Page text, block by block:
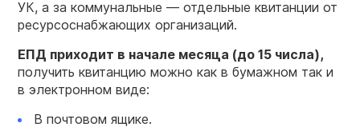
УК, а за коммунальные — отдельные квитанции от
ресурсоснабжающих организаций.
ЕПД приходит в начале месяца (до 15 числа),
получить квитанцию можно как в бумажном так и
в электронном виде:
В почтовом ящике.